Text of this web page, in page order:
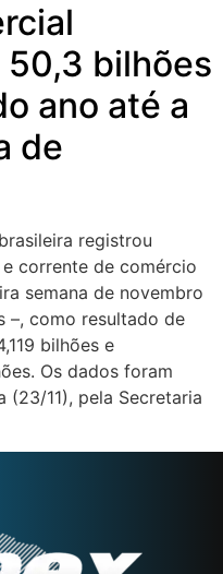
bilhões
ano até a
de
registrou
corrente de comércio
semana de novembro
–, como resultado de
bilhões e
Os dados foram
(23/11), pela Secretaria